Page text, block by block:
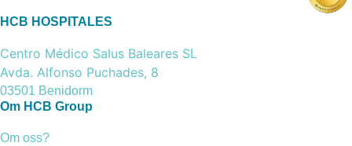
HCB HOSPITALES
Centro Médico Salus Baleares SL
Avda. Alfonso Puchades, 8
03501 Benidorm
Om HCB Group
Om oss?